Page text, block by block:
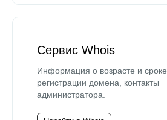
Сервис Whois
Информация о возрасте и сроке
регистрации домена, контакты
администратора.